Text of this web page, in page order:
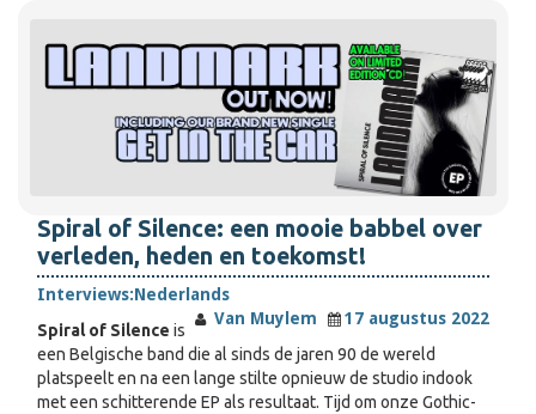
Spiral of Silence: een mooie babbel over
verleden, heden en toekomst!
Interviews:Nederlands
Van Muylem
17 augustus 2022
Spiral of Silence is
een Belgische band die al sinds de jaren 90 de wereld
platspeelt en na een lange stilte opnieuw de studio indook
met een schitterende EP als resultaat. Tijd om onze Gothic-